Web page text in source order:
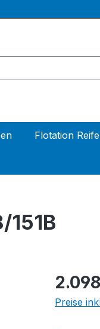
Flotation
151B
Regulärer
Preise